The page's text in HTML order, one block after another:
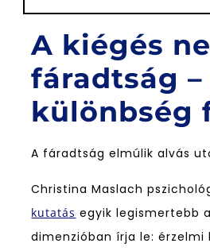
A kiégés
fáradtság –
különbség
A fáradtság elmúlik alvás
Christina Maslach
kutatás egyik legismertebb
dimenzióban írja le: érzelmi